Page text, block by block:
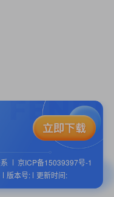
京ICP备15039397号-1
版本号: 更新时间: